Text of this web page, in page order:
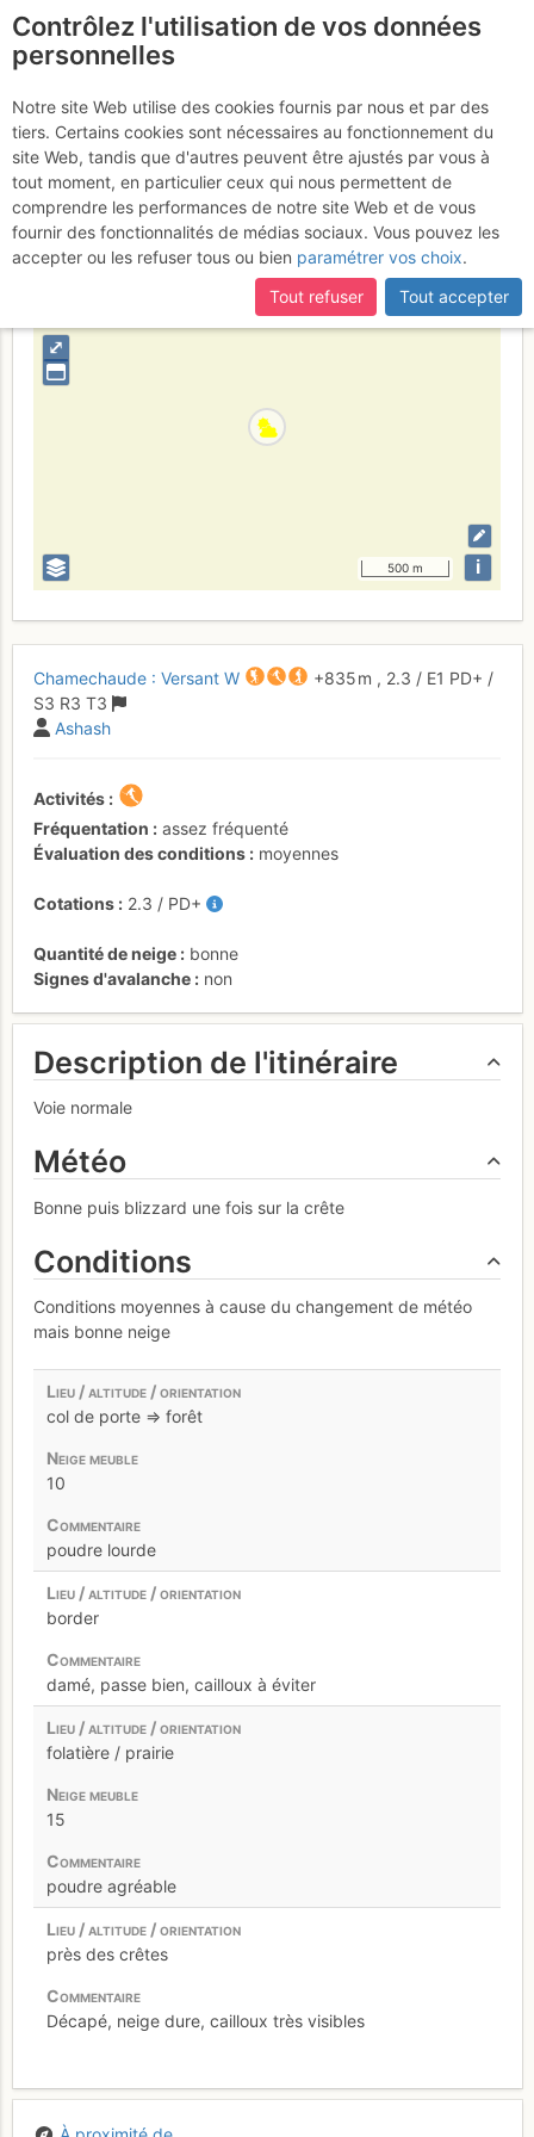
Chamechaude : Versant
W
Dimanche 5 mars 2017
France Isère Chartreuse
⤢
500 m i
Chamechaude : Versant W +835 m , 2.3 / E1 PD+ /
S3 R3 T3
Ashash
Activités
Fréquentation
assez fréquenté
Évaluation des conditions
moyennes
Cotations 2.3 / PD+
Quantité de neige
bonne
Signes d'avalanche
non
Description de l'itinéraire
Voie normale
Météo
Bonne puis blizzard une fois sur la crête
Conditions
Conditions moyennes à cause du changement de météo
mais bonne neige
col de porte => forêt
10
poudre lourde
border
damé, passe bien, cailloux à éviter
folatière / prairie
15
poudre agréable
près des crêtes
Décapé, neige dure, cailloux très visibles
Contrôlez l'utilisation de vos données
personnelles
Notre site Web utilise des cookies fournis par nous et par des
tiers. Certains cookies sont nécessaires au fonctionnement du
site Web, tandis que d'autres peuvent être ajustés par vous à
tout moment, en particulier ceux qui nous permettent de
comprendre les performances de notre site Web et de vous
fournir des fonctionnalités de médias sociaux. Vous pouvez les
accepter ou les refuser tous ou bien paramétrer vos choix.
Tout refuser
Tout accepter